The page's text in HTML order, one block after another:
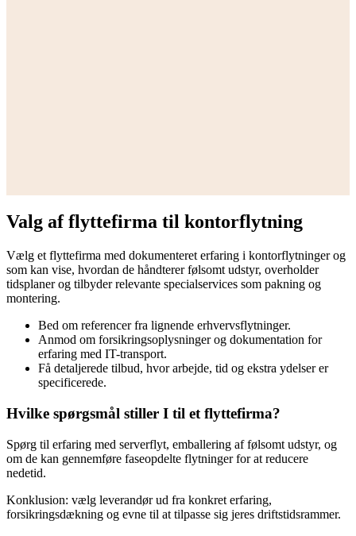
Valg af flyttefirma til kontorflytning
Vælg et flyttefirma med dokumenteret erfaring i kontorflytninger og
som kan vise, hvordan de håndterer følsomt udstyr, overholder
tidsplaner og tilbyder relevante specialservices som pakning og
montering.
Bed om referencer fra lignende erhvervsflytninger.
Anmod om forsikringsoplysninger og dokumentation for
erfaring med IT-transport.
Få detaljerede tilbud, hvor arbejde, tid og ekstra ydelser er
specificerede.
Hvilke spørgsmål stiller I til et flyttefirma?
Spørg til erfaring med serverflyt, emballering af følsomt udstyr, og
om de kan gennemføre faseopdelte flytninger for at reducere
nedetid.
Konklusion: vælg leverandør ud fra konkret erfaring,
forsikringsdækning og evne til at tilpasse sig jeres driftstidsrammer.